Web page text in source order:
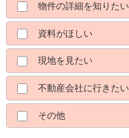
物件の詳細を知りたい
資料がほしい
現地を見たい
不動産会社に行きたい
その他